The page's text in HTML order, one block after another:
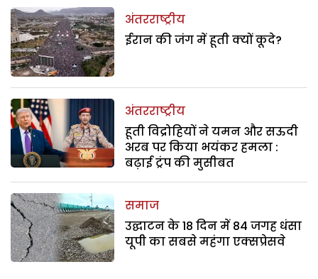
अंतरराष्ट्रीय
ईरान की जंग में हूती क्यों कूदे?
अंतरराष्ट्रीय
हूती विद्रोहियों ने यमन और सऊदी
अरब पर किया भयंकर हमला :
बढ़ाई ट्रंप की मुसीबत
समाज
उद्घाटन के 18 दिन में 84 जगह धंसा
यूपी का सबसे महंगा एक्सप्रेसवे